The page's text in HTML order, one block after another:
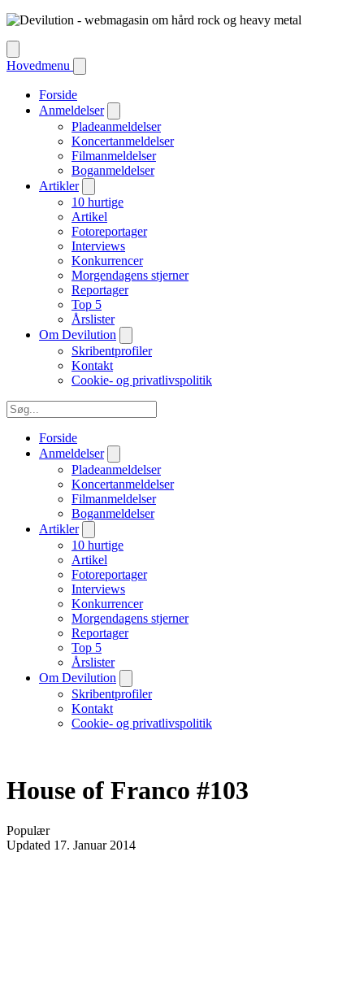
Hovedmenu
Forside
Anmeldelser
Pladeanmeldelser
Koncertanmeldelser
Filmanmeldelser
Boganmeldelser
Artikler
10 hurtige
Artikel
Fotoreportager
Interviews
Konkurrencer
Morgendagens stjerner
Reportager
Top 5
Årslister
Om Devilution
Skribentprofiler
Kontakt
Cookie- og privatlivspolitik
Forside
Anmeldelser
Pladeanmeldelser
Koncertanmeldelser
Filmanmeldelser
Boganmeldelser
Artikler
10 hurtige
Artikel
Fotoreportager
Interviews
Konkurrencer
Morgendagens stjerner
Reportager
Top 5
Årslister
Om Devilution
Skribentprofiler
Kontakt
Cookie- og privatlivspolitik
House of Franco #103
Populær
Updated 17. Januar 2014